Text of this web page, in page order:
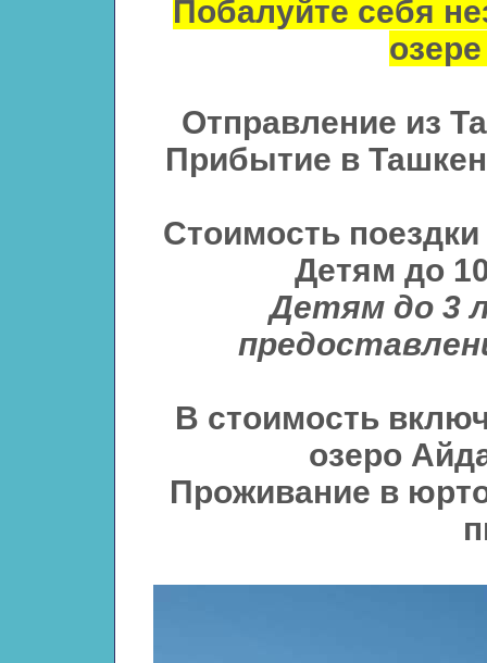
Побалуйте себя
Отправление из
Прибытие в
Стоимость
Детям до
Детям до 3
В стоимость
озеро
Проживание в